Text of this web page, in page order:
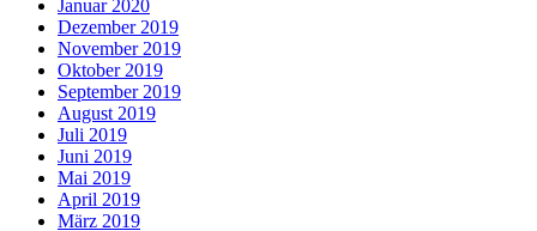
Januar 2020
Dezember 2019
November 2019
Oktober 2019
September 2019
August 2019
Juli 2019
Juni 2019
Mai 2019
April 2019
März 2019